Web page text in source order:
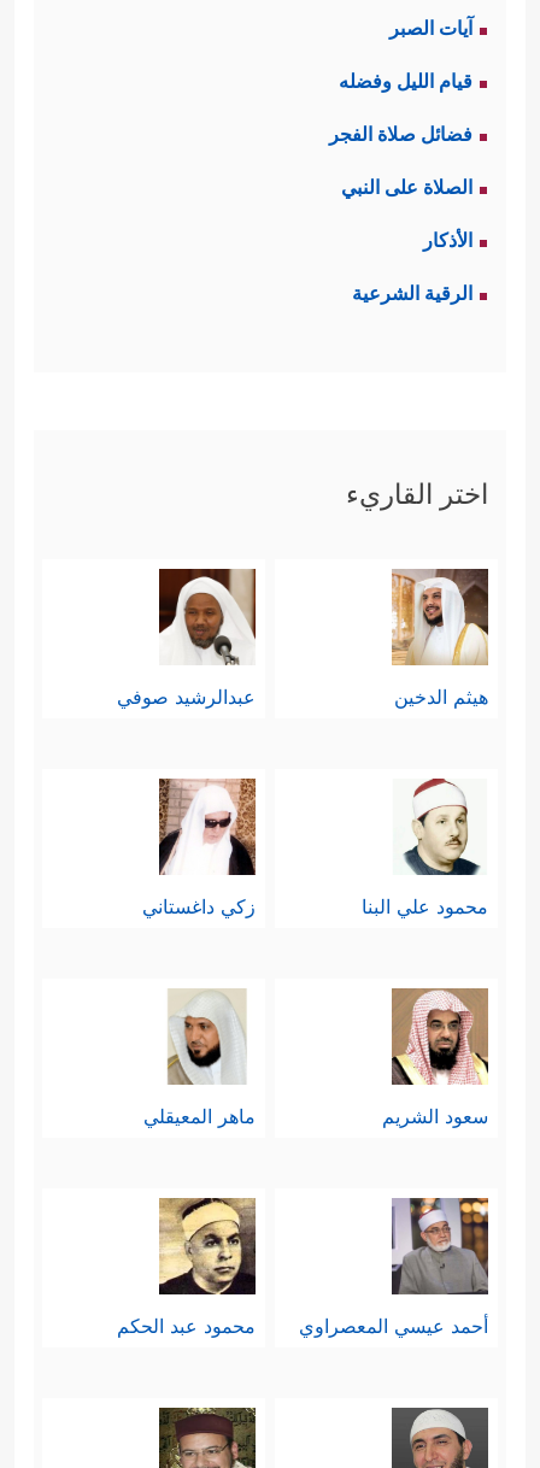
آيات الصبر
قيام الليل وفضله
فضائل صلاة الفجر
الصلاة على النبي
الأذكار
الرقية الشرعية
اختر القاريء
هيثم الدخين عبدالرشيد صوفي
محمود علي البنا زكي داغستاني
سعود الشريم ماهر المعيقلي
أحمد عيسي المعصراوي محمود عبد الحكم